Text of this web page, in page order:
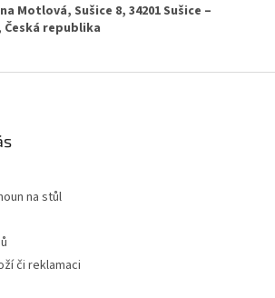
Motlová, Sušice 8, 34201 Sušice –
Česká republika
na stůl
či reklamaci